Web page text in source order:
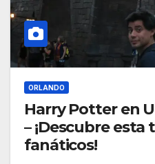
ORLANDO
Harry Potter en
– ¡Descubre
fanáticos!